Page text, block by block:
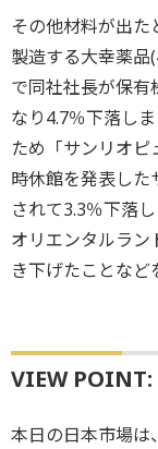
その他材料が出
製造する大幸薬品(
で同社社長が保有
なり4.7％下落し
ため「サンリオ
時休館を発表した
されて3.3％下落
オリエンタルラン
き下げたことなど
VIEW POINT:
本日の日本市場は